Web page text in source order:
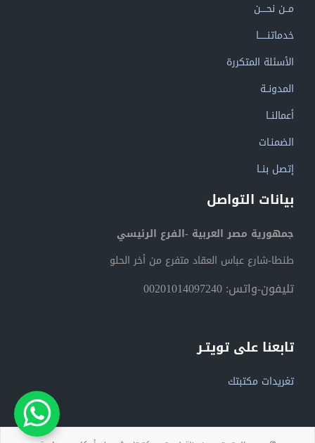
مــن نحــــن
خدماتنــــــا
الأسئلة المتكررة
المدونــة
أعمالنــا
الضمنـات
إتصل بنــا
بيانات التواصل
جمهورية مصر العربية -الفرع الرئيسي
طنطا-شارع عباس العقاد متفرع من أخر الحلو
تليفون-واتس: 00201014097240
تابعنا على تويتـر
تغريدات مكتبتك